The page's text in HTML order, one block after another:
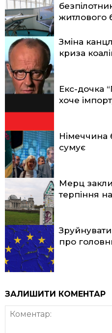
житлового
Зміна
криза
Екс-дочка
хоче
Німеччина
сумує
Мерц
терпіння
про
ЗАЛИШИТИ КОМЕНТАР